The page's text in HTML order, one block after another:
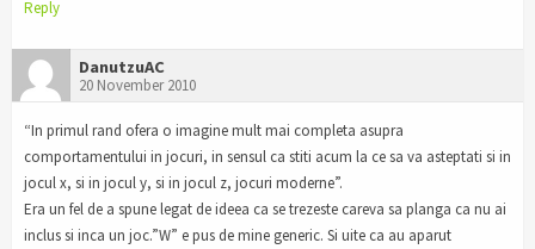
Reply
DanutzuAC
20 November 2010
“In primul rand ofera o imagine mult mai completa asupra
comportamentului in jocuri, in sensul ca stiti acum la ce sa va asteptati si in
jocul x, si in jocul y, si in jocul z, jocuri moderne”.
Era un fel de a spune legat de ideea ca se trezeste careva sa planga ca nu ai
inclus si inca un joc.”W” e pus de mine generic. Si uite ca au aparut